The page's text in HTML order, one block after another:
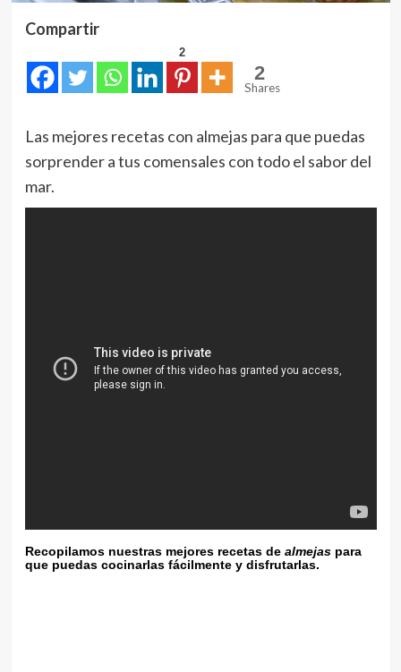
Compartir
2
2
Shares
Las mejores recetas con almejas para que puedas
sorprender a tus comensales con todo el sabor del
mar.
Recopilamos nuestras mejores recetas de almejaspara
que puedas cocinarlas fácilmente y disfrutarlas.